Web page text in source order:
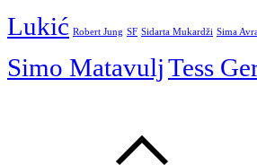
Lukić Robert Jung SF Sidarta Mukardži Sima
Simo MatavuljTess